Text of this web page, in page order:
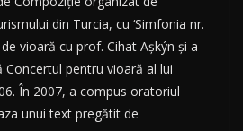
din Turcia, cu ‘Simfonia nr.
vioară cu prof. Cihat Așkýn și a
pentru vioară al lui
În 2007, a compus oratoriul
unui text pregătit de